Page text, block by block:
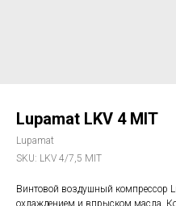
Lupamat LKV 4 MIT
Lupamat
SKU: LKV 4/7,5 MIT
Винтовой воздушный компрессор
охлаждением и впрыском масла.